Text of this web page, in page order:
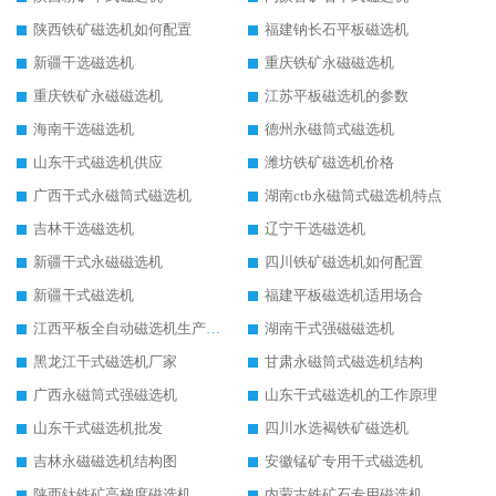
陕西铁矿磁选机如何配置
福建钠长石平板磁选机
新疆干选磁选机
重庆铁矿永磁磁选机
重庆铁矿永磁磁选机
江苏平板磁选机的参数
海南干选磁选机
德州永磁筒式磁选机
山东干式磁选机供应
潍坊铁矿磁选机价格
广西干式永磁筒式磁选机
湖南ctb永磁筒式磁选机特点
吉林干选磁选机
辽宁干选磁选机
新疆干式永磁磁选机
四川铁矿磁选机如何配置
新疆干式磁选机
福建平板磁选机适用场合
江西平板全自动磁选机生产厂家
湖南干式强磁磁选机
黑龙江干式磁选机厂家
甘肃永磁筒式磁选机结构
广西永磁筒式强磁选机
山东干式磁选机的工作原理
山东干式磁选机批发
四川水选褐铁矿磁选机
吉林永磁磁选机结构图
安徽锰矿专用干式磁选机